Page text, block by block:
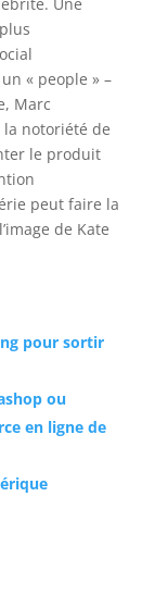
« people » –
Marc
la notoriété de
le produit
peut faire la
de Kate
pour sortir
ou
en ligne de